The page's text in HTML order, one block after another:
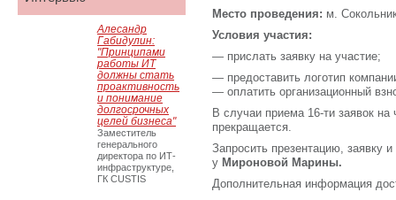
Место проведения: м.
Условия участия:
— прислать заявку на участие;
— предоставить логотип
— оплатить организационный
В случаи приема 16-ти заявок на
прекращается.
Запросить презентацию, заявку
у Мироновой Марины.
Дополнительная информация
Алесандр
Габидулин:
"Принципами
работы ИТ
должны стать
проактивность
и понимание
долгосрочных
целей бизнеса"
Заместитель
генерального
директора по ИТ-
инфраструктуре,
ГК CUSTIS